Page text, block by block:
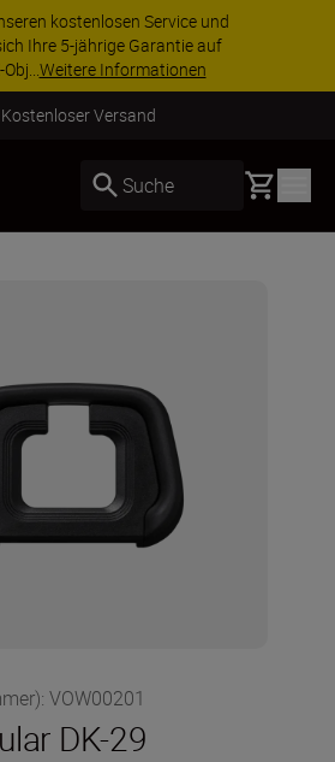
kostenlosen Service und
Ihre 5-jährige Garantie auf
Weitere Informationen
Kostenloser Versand
Suche Basket
: VOW00201
DK-29